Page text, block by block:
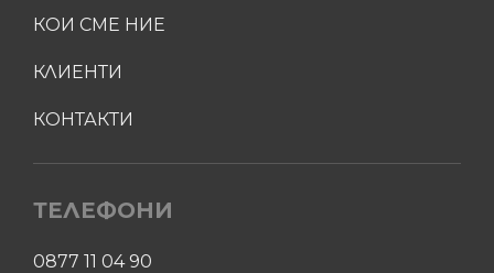
КОИ СМЕ НИЕ
КЛИЕНТИ
КОНТАКТИ
ТЕЛЕФОНИ
0877 11 04 90